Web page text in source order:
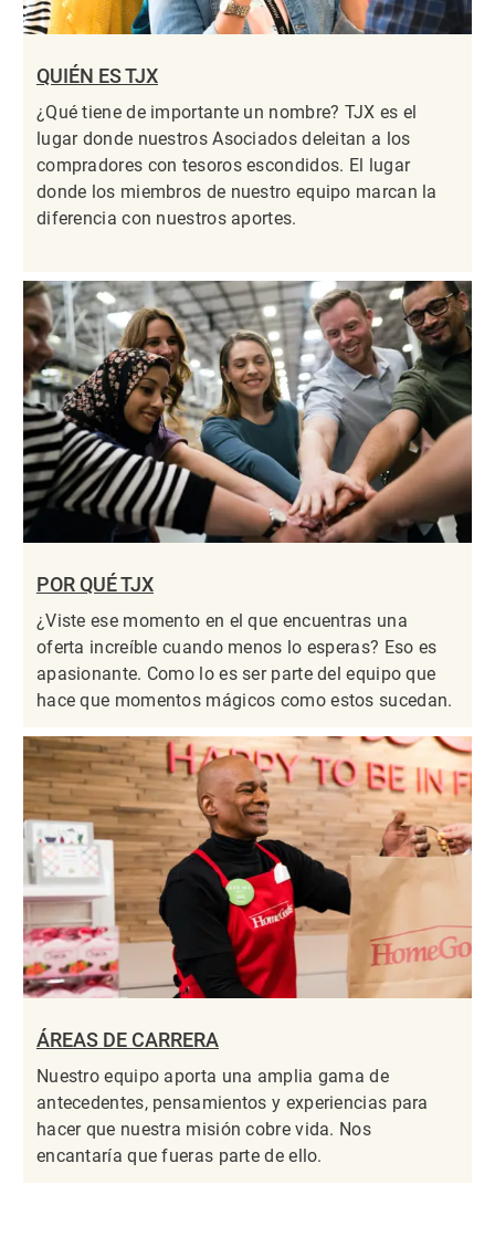
QUIÉN ES TJX
¿Qué tiene de importante un nombre? TJX es el
lugar donde nuestros Asociados deleitan a los
compradores con tesoros escondidos. El lugar
donde los miembros de nuestro equipo marcan la
diferencia con nuestros aportes.
POR QUÉ TJX
¿Viste ese momento en el que encuentras una
oferta increíble cuando menos lo esperas? Eso es
apasionante. Como lo es ser parte del equipo que
hace que momentos mágicos como estos sucedan.
ÁREAS DE CARRERA
Nuestro equipo aporta una amplia gama de
antecedentes, pensamientos y experiencias para
hacer que nuestra misión cobre vida. Nos
encantaría que fueras parte de ello.